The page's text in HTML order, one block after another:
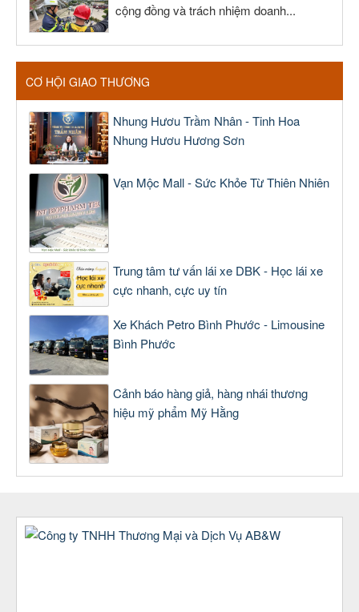
cộng đồng và trách nhiệm doanh...
CƠ HỘI GIAO THƯƠNG
Nhung Hươu Trầm Nhân - Tinh Hoa
Nhung Hươu Hương Sơn
Vạn Mộc Mall - Sức Khỏe Từ Thiên Nhiên
Trung tâm tư vấn lái xe DBK - Học lái xe
cực nhanh, cực uy tín
Xe Khách Petro Bình Phước - Limousine
Bình Phước
Cảnh báo hàng giả, hàng nhái thương
hiệu mỹ phẩm Mỹ Hằng